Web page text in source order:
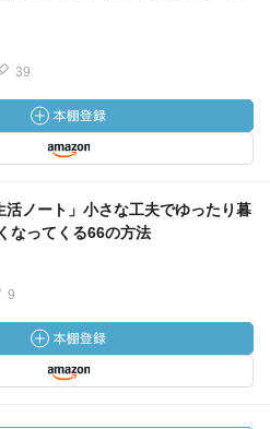
39
活ノート」小さな工夫でゆったり暮
なってくる66の方法
9